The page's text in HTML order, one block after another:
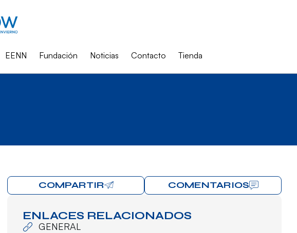
EENN Fundación Noticias Contacto Tienda
COMPARTIR COMENTARIOS
ENLACES RELACIONADOS
GENERAL